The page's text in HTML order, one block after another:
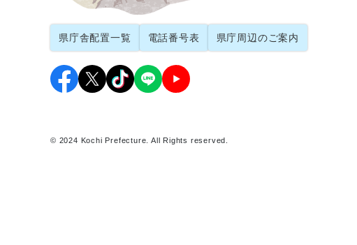
県庁舎配置一覧 電話番号表 県庁周辺のご案内
© 2024 Kochi Prefecture. All Rights reserved.